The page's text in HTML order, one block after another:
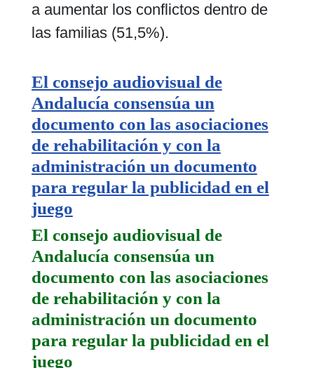
a aumentar los conflictos dentro de
las familias (51,5%).
El consejo audiovisual de
Andalucía consensúa un
documento con las asociaciones
de rehabilitación y con la
administración un documento
para regular la publicidad en el
juego
El consejo audiovisual de
Andalucía consensúa un
documento con las asociaciones
de rehabilitación y con la
administración un documento
para regular la publicidad en el
juego